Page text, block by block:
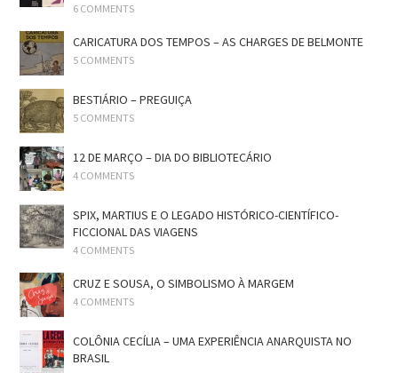
6 COMMENTS
CARICATURA DOS TEMPOS – AS CHARGES DE BELMONTE
5 COMMENTS
BESTIÁRIO – PREGUIÇA
5 COMMENTS
12 DE MARÇO – DIA DO BIBLIOTECÁRIO
4 COMMENTS
SPIX, MARTIUS E O LEGADO HISTÓRICO-CIENTÍFICO-
FICCIONAL DAS VIAGENS
4 COMMENTS
CRUZ E SOUSA, O SIMBOLISMO À MARGEM
4 COMMENTS
COLÔNIA CECÍLIA – UMA EXPERIÊNCIA ANARQUISTA NO
BRASIL